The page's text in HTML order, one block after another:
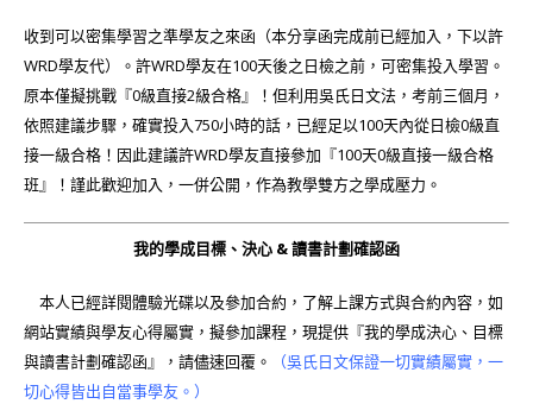
c
e
b
o
o
k
it
te
r
e
g
ra
m
e C
h
at
e
r
n
o
te
收到可以密集學習之準學友之來函（本分享函完成前已經加入，下以許
WRD學友代）。許WRD學友在100天後之日檢之前，可密集投入學習。
原本僅擬挑戰『0級直接2級合格』！但利用吳氏日文法，考前三個月，
依照建議步驟，確實投入750小時的話，已經足以100天內從日檢0級直
接一級合格！因此建議許WRD學友直接參加『100天0級直接一級合格
班』！謹此歡迎加入，一併公開，作為教學雙方之學成壓力。
我的學成目標、決心 & 讀書計劃確認函
本人已經詳閱體驗光碟以及參加合約，了解上課方式與合約內容，如
網站實績與學友心得屬實，擬參加課程，現提供『我的學成決心、目標
與讀書計劃確認函』，請儘速回覆。
（吳氏日文保證一切實績屬實，一
切心得皆出自當事學友。）